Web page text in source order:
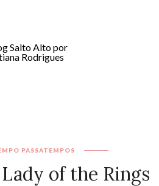
PASSATEMPOS
of the Rings